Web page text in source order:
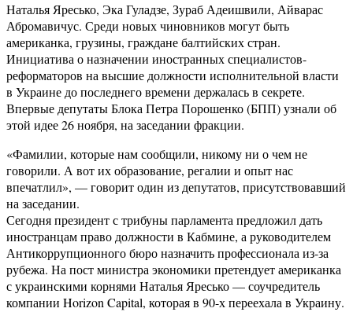
Наталья Яресько, Эка Гуладзе, Зураб Адеишвили, Айварас
Абромавичус. Среди новых чиновников могут быть
американка, грузины, граждане балтийских стран.
Инициатива о назначении иностранных специалистов-
реформаторов на высшие должности исполнительной власти
в Украине до последнего времени держалась в секрете.
Впервые депутаты Блока Петра Порошенко (БПП) узнали об
этой идее 26 ноября, на заседании фракции.
«Фамилии, которые нам сообщили, никому ни о чем не
говорили. А вот их образование, регалии и опыт нас
впечатлил», — говорит один из депутатов, присутствовавший
на заседании.
Сегодня президент с трибуны парламента предложил дать
иностранцам право должности в Кабмине, а руководителем
Антикоррупционного бюро назначить профессионала из-за
рубежа. На пост министра экономики претендует американка
с украинскими корнями Наталья Яресько — соучредитель
компании Horizon Capital, которая в 90-х переехала в Украину.